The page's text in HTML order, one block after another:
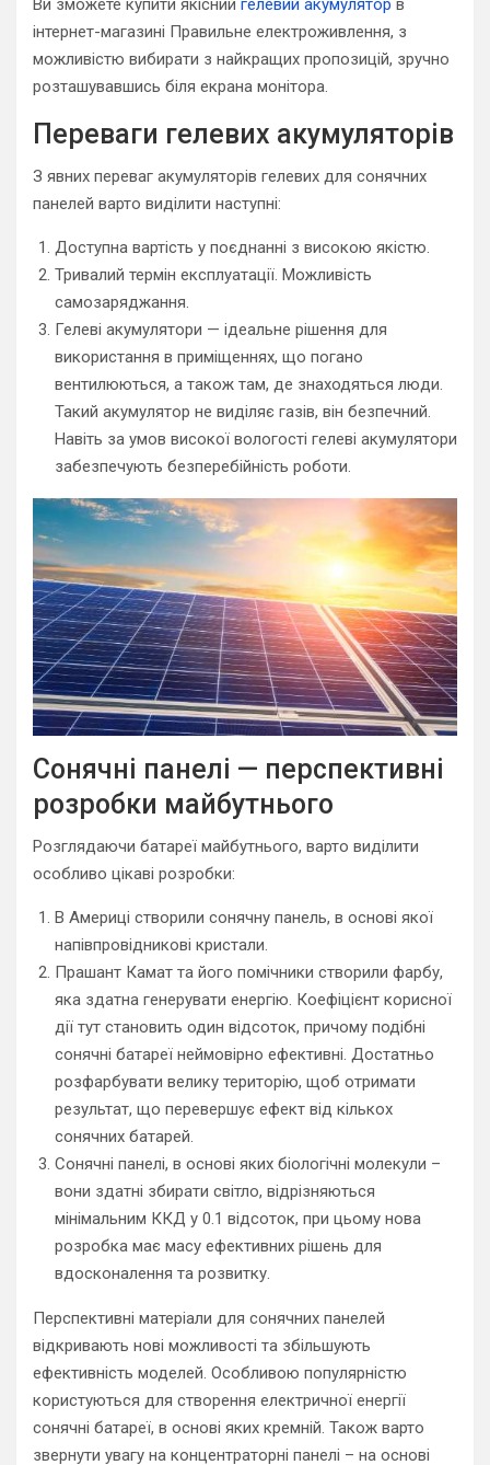
Ви зможете купити якісний гелевий акумулятор в
інтернет-магазині Правильне електроживлення, з
можливістю вибирати з найкращих пропозицій, зручно
розташувавшись біля екрана монітора.
Переваги гелевих акумуляторів
З явних переваг акумуляторів гелевих для сонячних
панелей варто виділити наступні:
Доступна вартість у поєднанні з високою якістю.
Тривалий термін експлуатації. Можливість
самозаряджання.
Гелеві акумулятори — ідеальне рішення для
використання в приміщеннях, що погано
вентилюються, а також там, де знаходяться люди.
Такий акумулятор не виділяє газів, він безпечний.
Навіть за умов високої вологості гелеві акумулятори
забезпечують безперебійність роботи.
Сонячні панелі — перспективні
розробки майбутнього
Розглядаючи батареї майбутнього, варто виділити
особливо цікаві розробки:
В Америці створили сонячну панель, в основі якої
напівпровідникові кристали.
Прашант Камат та його помічники створили фарбу,
яка здатна генерувати енергію. Коефіцієнт корисної
дії тут становить один відсоток, причому подібні
сонячні батареї неймовірно ефективні. Достатньо
розфарбувати велику територію, щоб отримати
результат, що перевершує ефект від кількох
сонячних батарей.
Сонячні панелі, в основі яких біологічні молекули –
вони здатні збирати світло, відрізняються
мінімальним ККД у 0.1 відсоток, при цьому нова
розробка має масу ефективних рішень для
вдосконалення та розвитку.
Перспективні матеріали для сонячних панелей
відкривають нові можливості та збільшують
ефективність моделей. Особливою популярністю
користуються для створення електричної енергії
сонячні батареї, в основі яких кремній. Також варто
звернути увагу на концентраторні панелі – на основі